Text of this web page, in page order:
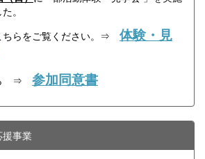
。
ちらをご覧ください。⇒ 体験・見
ら ⇒ 参加同意書
事業